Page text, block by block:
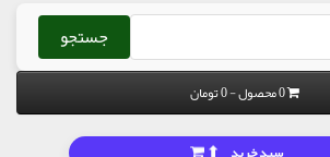
جستجو
0 محصول - 0 تومان
⬆